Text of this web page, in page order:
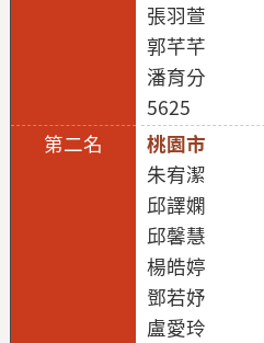
張羽萱
郭芊芊
潘育分
5625
桃園市
朱宥潔
邱譯嫻
邱馨慧
楊皓婷
鄧若妤
盧愛玲